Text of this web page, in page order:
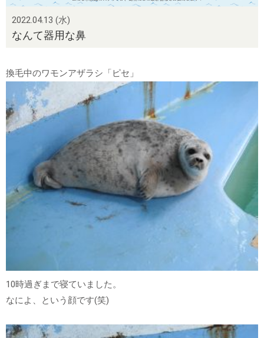
2022.04.13 (水)
なんて器用な鼻
換毛中のワモンアザラシ「ピセ」
10時過ぎまで寝ていました。
なによ、という顔です(笑)